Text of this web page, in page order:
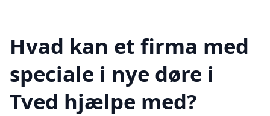
Hvad kan et firma med
speciale i nye døre i
Tved hjælpe med?